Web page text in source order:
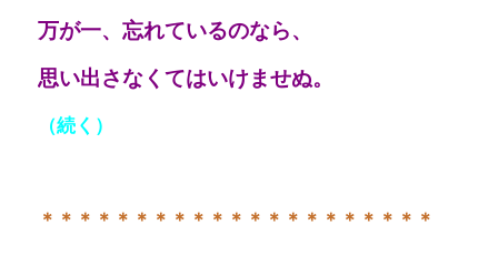
万が一、忘れているのなら、
思い出さなくてはいけませぬ。
（続く）
＊＊＊＊＊＊＊＊＊＊＊＊＊＊＊＊＊＊＊＊＊